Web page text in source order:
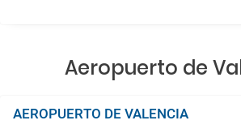
Aeropuerto de
AEROPUERTO DE VALENCIA